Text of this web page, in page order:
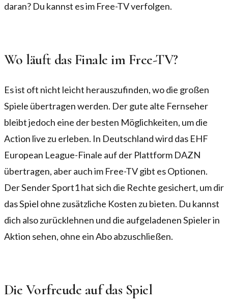
daran? Du kannst es im Free-TV verfolgen.
Wo läuft das Finale im Free-TV?
Es ist oft nicht leicht herauszufinden, wo die großen
Spiele übertragen werden. Der gute alte Fernseher
bleibt jedoch eine der besten Möglichkeiten, um die
Action live zu erleben. In Deutschland wird das EHF
European League-Finale auf der Plattform DAZN
übertragen, aber auch im Free-TV gibt es Optionen.
Der Sender Sport1 hat sich die Rechte gesichert, um dir
das Spiel ohne zusätzliche Kosten zu bieten. Du kannst
dich also zurücklehnen und die aufgeladenen Spieler in
Aktion sehen, ohne ein Abo abzuschließen.
Die Vorfreude auf das Spiel